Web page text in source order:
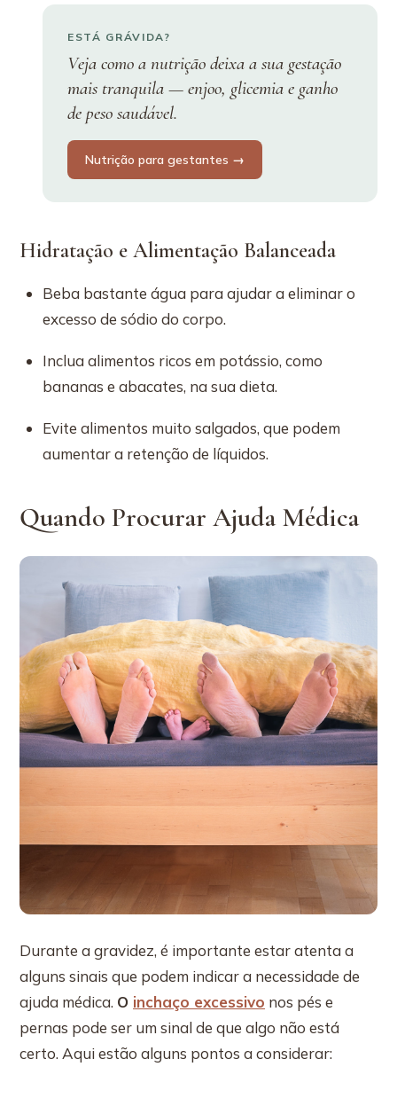
ESTÁ GRÁVIDA?
Veja como a nutrição deixa a sua gestação
mais tranquila — enjoo, glicemia e ganho
de peso saudável.
Nutrição para gestantes →
Hidratação e Alimentação Balanceada
Beba bastante água para ajudar a eliminar o
excesso de sódio do corpo.
Inclua alimentos ricos em potássio, como
bananas e abacates, na sua dieta.
Evite alimentos muito salgados, que podem
aumentar a retenção de líquidos.
Quando Procurar Ajuda Médica
Durante a gravidez, é importante estar atenta a
alguns sinais que podem indicar a necessidade de
ajuda médica. O inchaço excessivo nos pés e
pernas pode ser um sinal de que algo não está
certo. Aqui estão alguns pontos a considerar: